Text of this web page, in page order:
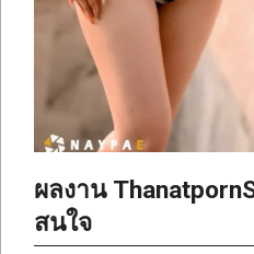
ผลงาน
สนใจ